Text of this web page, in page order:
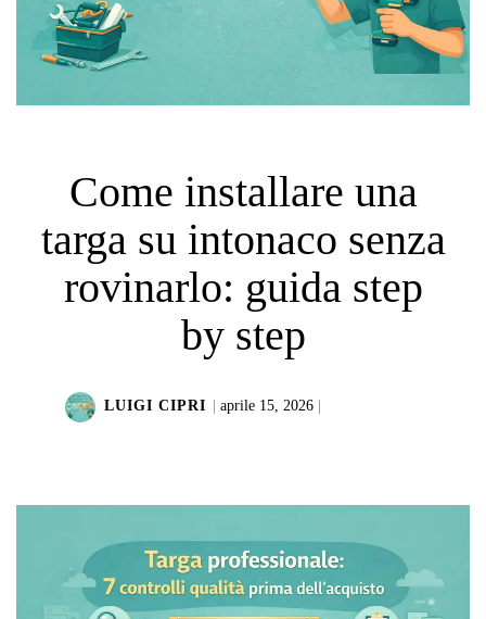
Come installare una
targa su intonaco senza
rovinarlo: guida step
by step
LUIGI CIPRI aprile 15, 2026|